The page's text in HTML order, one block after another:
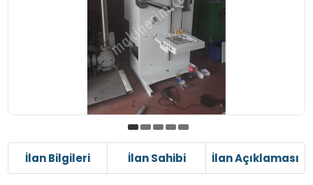
İlan Bilgileri İlan Sahibi İlan Açıklaması